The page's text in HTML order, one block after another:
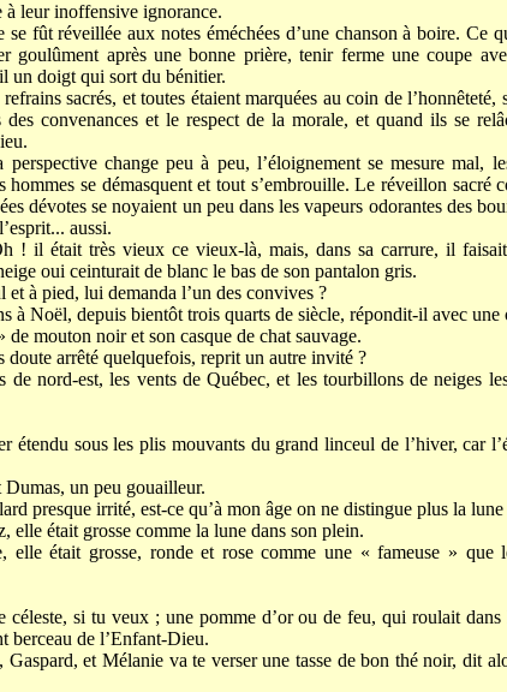
leur inoffensive ignorance.
fût réveillée aux notes éméchées d’une chanson à boire. Ce
goulûment après une bonne prière, tenir ferme une coupe
un doigt qui sort du bénitier.
sacrés, et toutes étaient marquées au coin de l’honnêteté,
convenances et le respect de la morale, et quand ils se
change peu à peu, l’éloignement se mesure mal,
hommes se démasquent et tout s’embrouille. Le réveillon sacré
dévotes se noyaient un peu dans les vapeurs odorantes des
aussi.
! il était très vieux ce vieux-là, mais, dans sa carrure, il
oui ceinturait de blanc le bas de son pantalon gris.
et à pied, lui demanda l’un des convives ?
à Noël, depuis bientôt trois quarts de siècle, répondit-il avec une
mouton noir et son casque de chat sauvage.
doute arrêté quelquefois, reprit un autre invité ?
de nord-est, les vents de Québec, et les tourbillons de neiges
étendu sous les plis mouvants du grand linceul de l’hiver, car
un peu gouailleur.
presque irrité, est-ce qu’à mon âge on ne distingue plus la lune
elle était grosse comme la lune dans son plein.
elle était grosse, ronde et rose comme une « fameuse » que
céleste, si tu veux ; une pomme d’or ou de feu, qui roulait
berceau de l’Enfant-Dieu.
et Mélanie va te verser une tasse de bon thé noir, dit